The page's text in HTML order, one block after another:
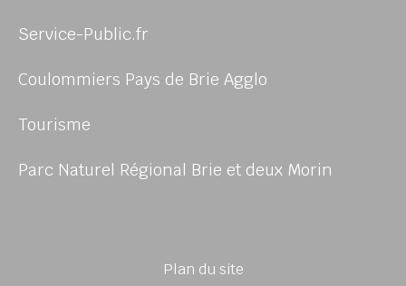
Service-Public.fr
Coulommiers Pays de Brie Agglo
Tourisme
Parc Naturel Régional Brie et deux Morin
Plan du site